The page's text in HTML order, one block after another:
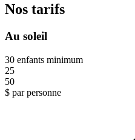
Nos tarifs
Au soleil
30 enfants minimum
25
50
$ par personne